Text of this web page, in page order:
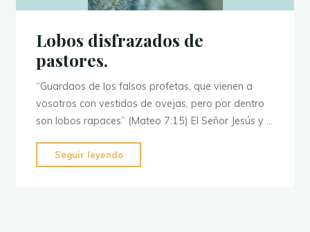
Lobos disfrazados de
pastores.
“Guardaos de los falsos profetas, que vienen a
vosotros con vestidos de ovejas, pero por dentro
son lobos rapaces” (Mateo 7:15) El Señor Jesús y …
Seguir leyendo
disfrazados